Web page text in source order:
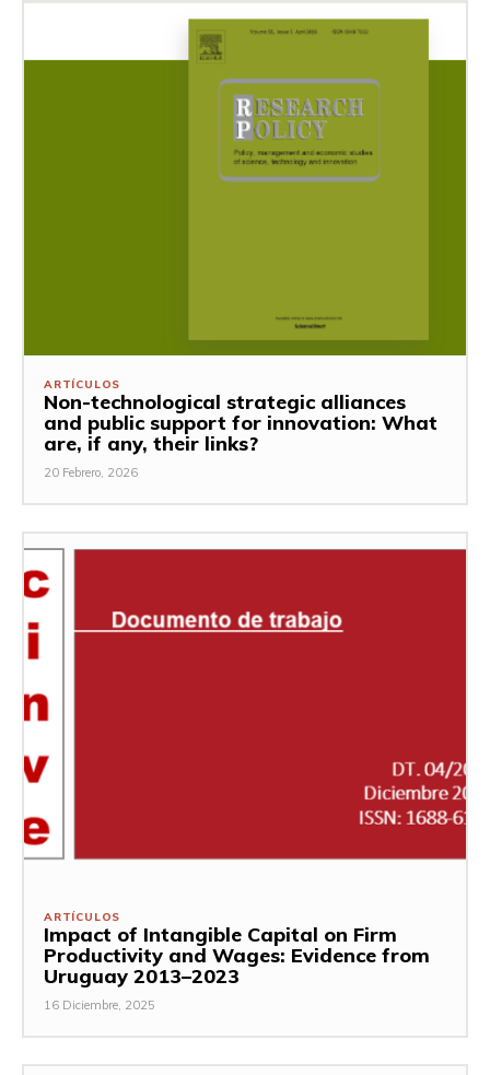
ARTÍCULOS
Non-technological strategic alliances
and public support for innovation: What
are, if any, their links?
20 Febrero, 2026
ARTÍCULOS
Impact of Intangible Capital on Firm
Productivity and Wages: Evidence from
Uruguay 2013–2023
16 Diciembre, 2025